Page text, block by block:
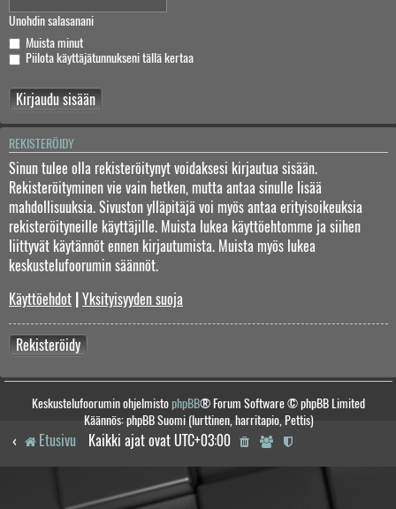
Unohdin salasanani
Muista minut
Piilota käyttäjätunnukseni tällä kertaa
REKISTERÖIDY
Sinun tulee olla rekisteröitynyt voidaksesi kirjautua sisään.
Rekisteröityminen vie vain hetken, mutta antaa sinulle lisää
mahdollisuuksia. Sivuston ylläpitäjä voi myös antaa erityisoikeuksia
rekisteröityneille käyttäjille. Muista lukea käyttöehtomme ja siihen
liittyvät käytännöt ennen kirjautumista. Muista myös lukea
keskustelufoorumin säännöt.
Käyttöehdot Yksityisyyden suoja
Rekisteröidy
Keskustelufoorumin ohjelmistophpBB® Forum Software © phpBB Limited
Käännös: phpBB Suomi (lurttinen, harritapio, Pettis)
Etusivu Kaikki ajat ovat UTC+03:00